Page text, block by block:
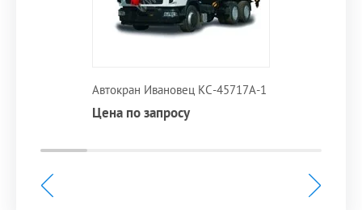
Автокран Ивановец КС-45717A-1
Цена по запросу